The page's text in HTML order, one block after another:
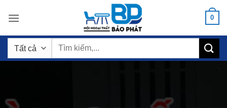
qua
dung
0
Tìm